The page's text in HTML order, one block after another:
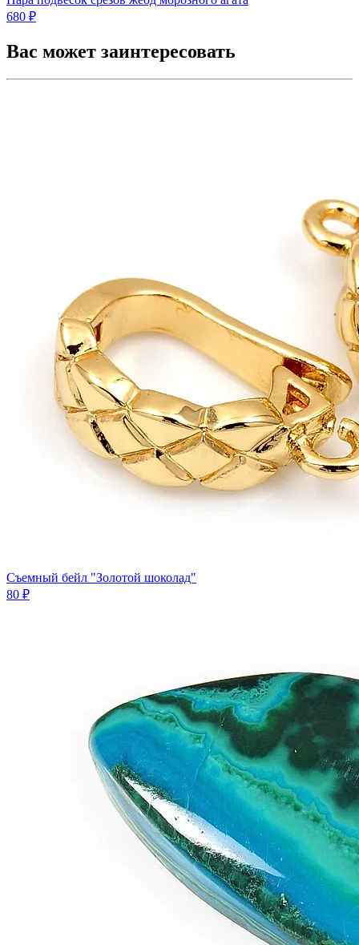
680 ₽
Вас может заинтересовать
Съемный бейл "Золотой шоколад"
80 ₽